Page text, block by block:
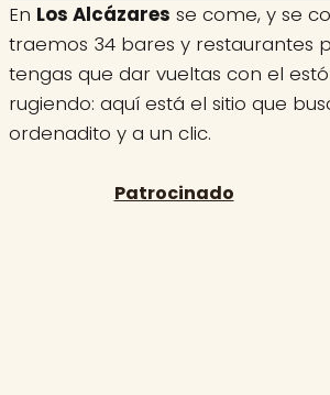
En Los Alcázares se come, y se
traemos 34 bares y restaurantes
tengas que dar vueltas con el
rugiendo: aquí está el sitio que
ordenadito y a un clic.